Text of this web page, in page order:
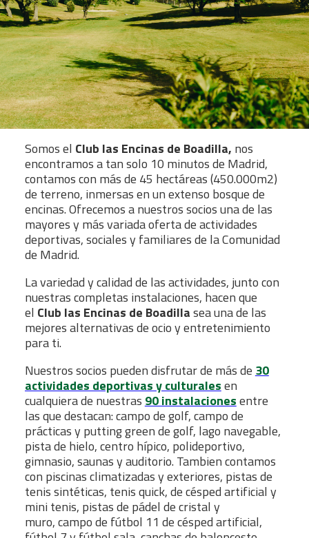
Somos el Club las Encinas de Boadilla, nos
encontramos a tan solo 10 minutos de Madrid,
contamos con más de 45 hectáreas (450.000m2)
de terreno, inmersas en un extenso bosque de
encinas. Ofrecemos a nuestros socios una de las
mayores y más variada oferta de actividades
deportivas, sociales y familiares de la Comunidad
de Madrid.
La variedad y calidad de las actividades, junto con
nuestras completas instalaciones, hacen que
el Club las Encinas de Boadillasea una de las
mejores alternativas de ocio y entretenimiento
para ti.
Nuestros socios pueden disfrutar de más de 30
actividades deportivas y culturalesen
cualquiera de nuestras 90 instalacionesentre
las que destacan: campo de golf, campo de
prácticas y putting green de golf, lago navegable,
pista de hielo, centro hípico, polideportivo,
gimnasio, saunas y auditorio. Tambien contamos
con piscinas climatizadas y exteriores, pistas de
tenis sintéticas, tenis quick, de césped artificial y
mini tenis, pistas de pádel de cristal y
muro, campo de fútbol 11 de césped artificial,